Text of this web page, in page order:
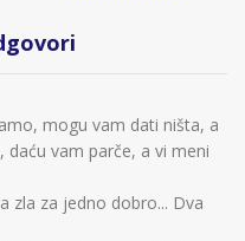
mogu vam dati ništa, a
vam parče, a vi meni
zla za jedno dobro... Dva